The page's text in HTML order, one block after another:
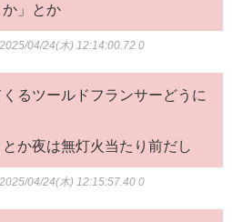
か」とか
2025/04/24(木) 12:14:00.72 0
るツールドフランサーどうに
か夜は無灯火当たり前だし
2025/04/24(木) 12:15:57.40 0